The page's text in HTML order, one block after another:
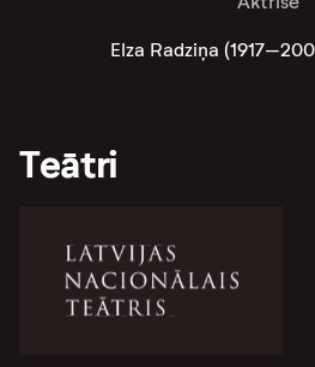
Elza Radziņa
Teātri